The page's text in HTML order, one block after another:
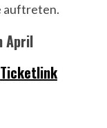
auftreten.
April
Ticketlink